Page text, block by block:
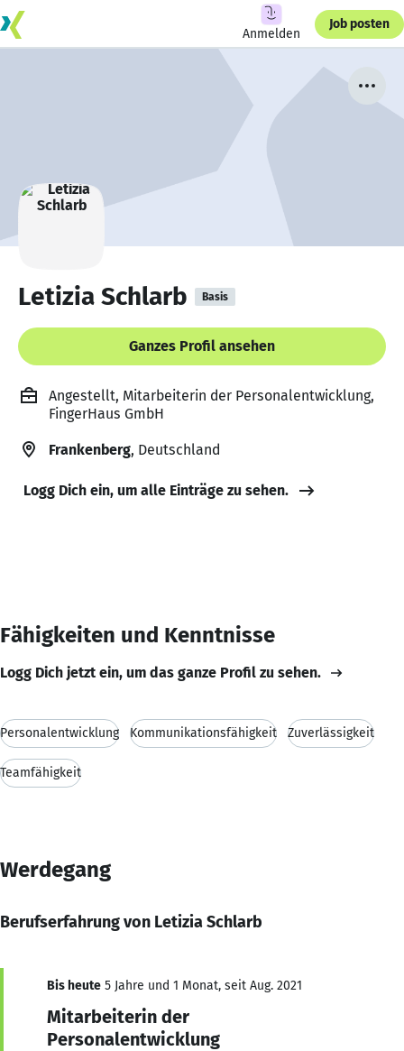
Anmelden
Job posten
Letizia Schlarb Basis
Ganzes Profil ansehen
Angestellt, Mitarbeiterin der Personalentwicklung,
FingerHaus GmbH
Frankenberg, Deutschland
Logg Dich ein, um alle Einträge zu sehen.
Fähigkeiten und Kenntnisse
Logg Dich jetzt ein, um das ganze Profil zu sehen.
Personalentwicklung Kommunikationsfähigkeit Zuverlässigkeit
Teamfähigkeit
Werdegang
Berufserfahrung von Letizia Schlarb
Bis heute 5 Jahre und 1 Monat, seit Aug. 2021
Mitarbeiterin der
Personalentwicklung